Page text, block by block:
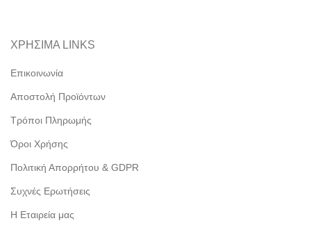
ΧΡΗΣΙΜΑ LINKS
Επικοινωνία
Αποστολή Προϊόντων
Τρόποι Πληρωμής
Όροι Χρήσης
Πολιτική Απορρήτου & GDPR
Συχνές Ερωτήσεις
Η Εταιρεία μας